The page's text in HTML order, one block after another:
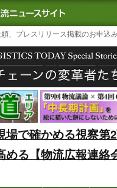
｜国内最大の物流
、プレスリリース掲載のお申込
で確かめる視察第
る【物流広報連絡